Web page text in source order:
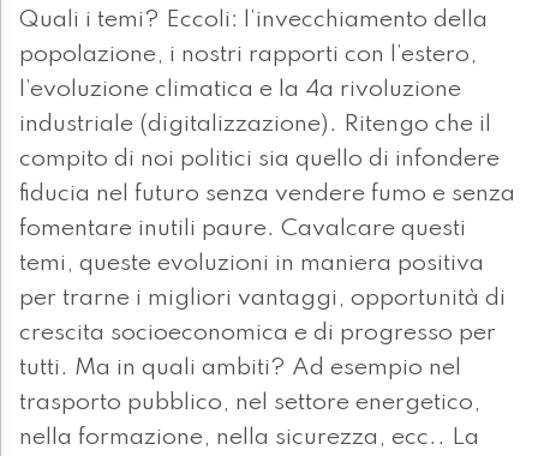
Quali i temi? Eccoli: l’invecchiamento della
popolazione, i nostri rapporti con l’estero,
l’evoluzione climatica e la 4a rivoluzione
industriale (digitalizzazione). Ritengo che il
compito di noi politici sia quello di infondere
fiducia nel futuro senza vendere fumo e senza
fomentare inutili paure. Cavalcare questi
temi, queste evoluzioni in maniera positiva
per trarne i migliori vantaggi, opportunità di
crescita socioeconomica e di progresso per
tutti. Ma in quali ambiti? Ad esempio nel
trasporto pubblico, nel settore energetico,
nella formazione, nella sicurezza, ecc.. La